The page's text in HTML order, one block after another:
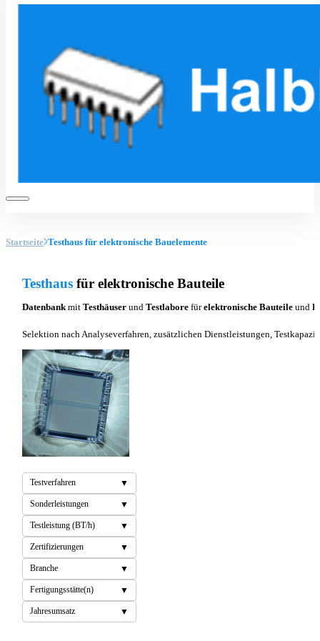
Startseite Testhaus für elektronische Bauelemente
Testhausfür elektronische Bauteile
Datenbank mit Testhäuserund Testlabore fürelektronische Bauteile und
Selektion nach Analyseverfahren, zusätzlichen Dienstleistungen,
Testverfahren
Sonderleistungen
Testleistung (BT/h)
Zertifizierungen
Branche
Fertigungsstätte(n)
Jahresumsatz